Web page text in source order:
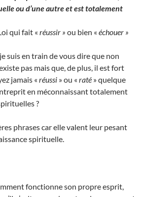
ou d’une autre et est totalement
qui fait « réussir » ou bien « échouer »
suis en train de vous dire que non
pas mais que, de plus, il est fort
jamais « réussi » ou « raté » quelque
en méconnaissant totalement
?
phrases car elle valent leur pesant
spirituelle.
fonctionne son propre esprit,